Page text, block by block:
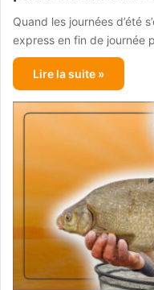
Quand les journées d’été
express en fin de journée
Lire la suite »